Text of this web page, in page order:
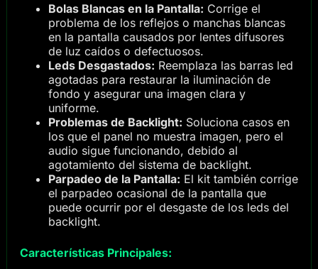
Bolas Blancas en la Pantalla: Corrige el
problema de los reflejos o manchas blancas
en la pantalla causados por lentes difusores
de luz caídos o defectuosos.
Leds Desgastados: Reemplaza las barras led
agotadas para restaurar la iluminación de
fondo y asegurar una imagen clara y
uniforme.
Problemas de Backlight: Soluciona casos en
los que el panel no muestra imagen, pero el
audio sigue funcionando, debido al
agotamiento del sistema de backlight.
Parpadeo de la Pantalla: El kit también corrige
el parpadeo ocasional de la pantalla que
puede ocurrir por el desgaste de los leds del
backlight.
Características Principales: